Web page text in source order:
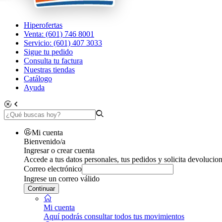
Hiperofertas
Venta: (601) 746 8001
Servicio: (601) 407 3033
Sigue tu pedido
Consulta tu factura
Nuestras tiendas
Catálogo
Ayuda
Mi cuenta
Bienvenido/a
Ingresar o crear cuenta
Accede a tus datos personales, tus pedidos y solicita
Correo electrónico
Ingrese un correo válido
Continuar
Mi cuenta
Aquí podrás consultar todos tus movimientos